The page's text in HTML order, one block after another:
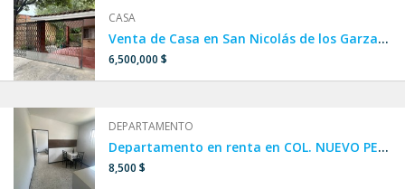
CASA
Venta de Casa en San Nicolás de los Garza, Col. Villa Universidad cerca de Av. Universidad, lista para habitar.
6,500,000 $
DEPARTAMENTO
Departamento en renta en COL. NUEVO PERIFÉRICO / ITURBIDE, SAN NICOLÁS DE LOS GARZA
8,500 $